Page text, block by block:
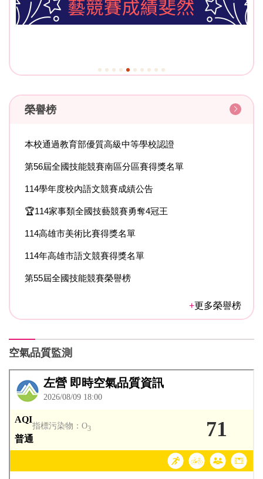
榮譽榜
本校通過教育部優質高級中等學校認證
第56屆全國技能競賽南區分區賽得獎名單
114學年度校內語文競賽成績公告
🏆114家事類全國技藝競賽勇奪4冠王
114高雄市美術比賽得獎名單
114年高雄市語文競賽得獎名單
第55屆全國技能競賽榮譽榜
更多榮譽榜
空氣品質監測